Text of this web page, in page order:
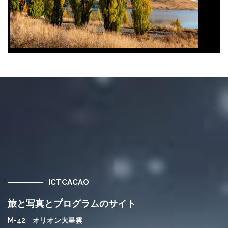
ICTCACAO
旅と写真とプログラムのサイト
M-42 オリオン大星雲